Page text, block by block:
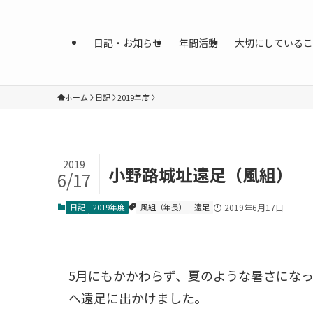
日記・お知らせ 年間活動 大切にしている
ホーム 日記 2019年度
小野路城址遠足（風組）
2019
6/17
日記 2019年度 風組（年長） 遠足 2019年6月17日
5月にもかかわらず、夏のような暑さにな
へ遠足に出かけました。